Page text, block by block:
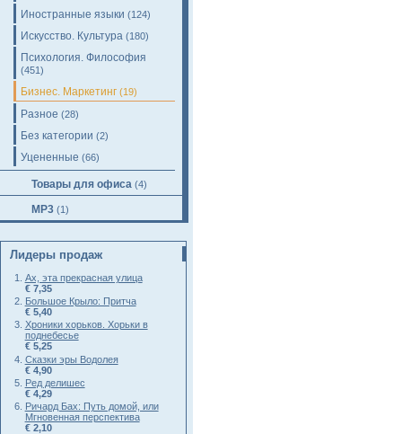
Иностранные языки (124)
Искусство. Культура (180)
Психология. Философия
(451)
Бизнес. Маркетинг (19)
Разное (28)
Без категории (2)
Уцененные (66)
Товары для офиса (4)
MP3 (1)
Лидеры продаж
Ах, эта прекрасная улица
€ 7,35
Большое Крыло: Притча
€ 5,40
Хроники хорьков. Хорьки в
поднебесье
€ 5,25
Сказки эры Водолея
€ 4,90
Ред делишес
€ 4,29
Ричард Бах: Путь домой, или
Мгновенная перспектива
€ 2,10